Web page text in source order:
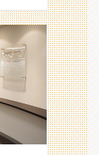
業務
験者
経理
業の会
、＋α
ティ
)を身
単体・
効率化
記業